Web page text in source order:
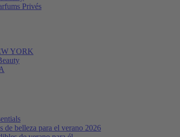
Privés
YORK
de belleza para el verano 2026